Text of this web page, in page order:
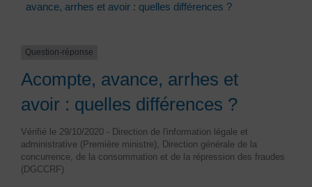
avance, arrhes et avoir : quelles différences ?
Question-réponse
Acompte, avance, arrhes et
avoir : quelles différences ?
Vérifié le 29/10/2020 - Direction de l'information légale et
administrative (Première ministre), Direction générale de la
concurrence, de la consommation et de la répression des fraudes
(DGCCRF)